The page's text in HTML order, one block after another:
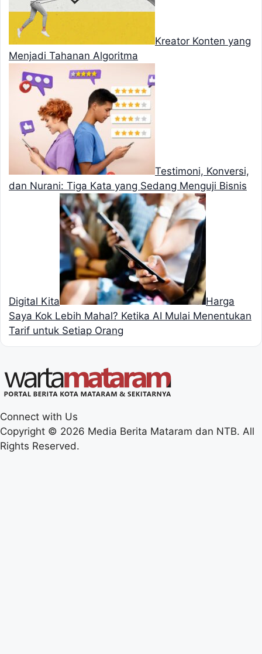
Kreator Konten yang
Menjadi Tahanan Algoritma
Testimoni, Konversi,
dan Nurani: Tiga Kata yang Sedang Menguji Bisnis
Digital Kita
Harga
Saya Kok Lebih Mahal? Ketika AI Mulai Menentukan
Tarif untuk Setiap Orang
Connect with Us
Copyright © 2026 Media Berita Mataram dan NTB. All
Rights Reserved.